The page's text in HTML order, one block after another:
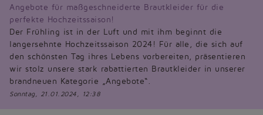
Angebote für maßgeschneiderte Brautkleider für die
perfekte Hochzeitssaison!
Der Frühling ist in der Luft und mit ihm beginnt die
langersehnte Hochzeitssaison 2024! Für alle, die sich auf
den schönsten Tag ihres Lebens vorbereiten, präsentieren
wir stolz unsere stark rabattierten Brautkleider in unserer
brandneuen Kategorie „Angebote“.
Sonntag, 21.01.2024, 12:38